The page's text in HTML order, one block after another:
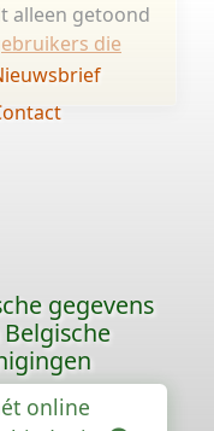
alleen getoond
die
gegevens
online